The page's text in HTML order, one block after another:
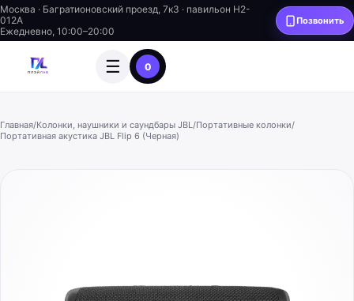
Москва · Багратионовский проезд, 7к3 · павильон H2-
012A
Ежедневно, 10:00–20:00
Позвонить
☰ 0
Главная/Колонки, наушники и саундбары JBL/Портативные колонки/
Портативная акустика JBL Flip 6 (Черная)